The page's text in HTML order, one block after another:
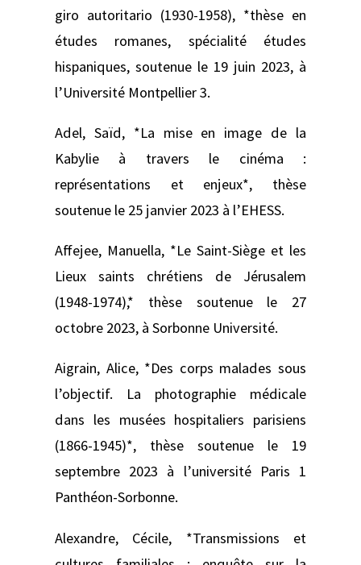
giro autoritario (1930-1958), *thèse en
études romanes, spécialité études
hispaniques, soutenue le 19 juin 2023, à
l’Université Montpellier 3.
Adel, Saïd, *La mise en image de la
Kabylie à travers le cinéma :
représentations et enjeux*, thèse
soutenue le 25 janvier 2023 à l’EHESS.
Affejee, Manuella, *Le Saint-Siège et les
Lieux saints chrétiens de Jérusalem
(1948-1974),* thèse soutenue le 27
octobre 2023, à Sorbonne Université.
Aigrain, Alice, *Des corps malades sous
l’objectif. La photographie médicale
dans les musées hospitaliers parisiens
(1866-1945)*, thèse soutenue le 19
septembre 2023 à l’université Paris 1
Panthéon-Sorbonne.
Alexandre, Cécile, *Transmissions et